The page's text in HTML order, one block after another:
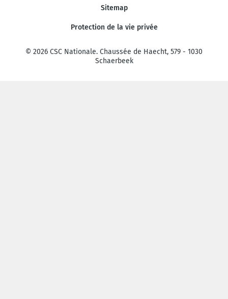
Sitemap
Protection de la vie privée
© 2026 CSC Nationale. Chaussée de Haecht, 579 - 1030
Schaerbeek